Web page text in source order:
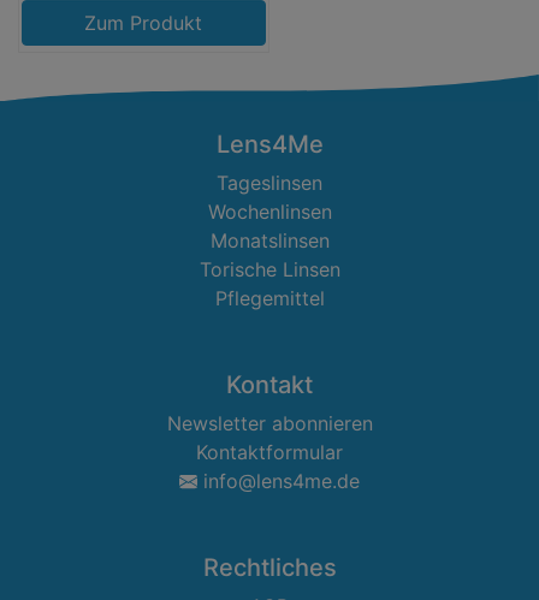
Zum Produkt
Lens4Me
Tageslinsen
Wochenlinsen
Monatslinsen
Torische Linsen
Pflegemittel
Kontakt
Newsletter abonnieren
Kontaktformular
info@lens4me.de
Rechtliches